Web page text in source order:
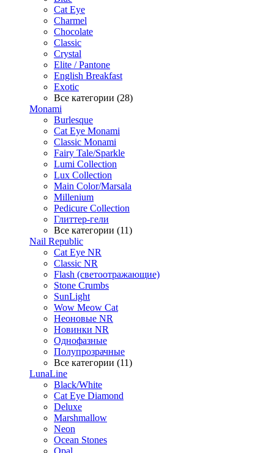
Cat Eye
Charmel
Chocolate
Classic
Crystal
Elite / Pantone
English Breakfast
Exotic
Все категории (28)
Monami
Burlesque
Cat Eye Monami
Classic Monami
Fairy Tale/Sparkle
Lumi Collection
Lux Collection
Main Color/Marsala
Millenium
Pedicure Collection
Глиттер-гели
Все категории (11)
Nail Republic
Cat Eye NR
Classic NR
Flash (светоотражающие)
Stone Crumbs
SunLight
Wow Meow Cat
Неоновые NR
Новинки NR
Однофазные
Полупрозрачные
Все категории (11)
LunaLine
Black/White
Cat Eye Diamond
Deluxe
Marshmallow
Neon
Ocean Stones
Opal